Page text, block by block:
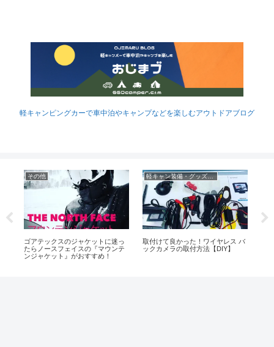
軽キャンピングカーで車中泊やキャンプなどを楽しむアウトドアブログ
その他
ゴアテックスのジャケットに迷っ
たらノースフェイスの『マウンテ
ンジャケット』がおすすめ！
取付けて良かった！ワイヤレス バ
ックカメラの取付方法【DIY】